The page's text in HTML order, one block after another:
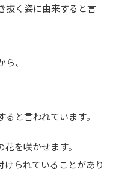
抜く姿に由来すると言
、
と言われています。
を咲かせます。
られていることがあり